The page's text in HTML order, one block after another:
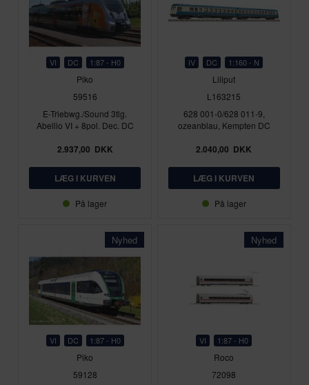
VI DC 1:87 - H0
Piko
59516
E-Triebwg./Sound 3tlg.
Abellio VI + 8pol. Dec. DC
2.937,00 DKK
På lager
IV DC 1:160 - N
Liliput
L163215
628 001-0/628 011-9,
ozeanblau, Kempten DC
2.040,00 DKK
På lager
Nyhed
VI DC 1:87 - H0
Piko
59128
Nyhed
VI 1:87 - H0
Roco
72098